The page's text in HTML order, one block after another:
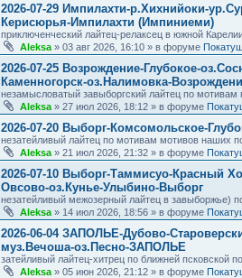
2026-07-29 Импилахти-р.Хихнийоки-
Керисюрья-Импилахти (Импиниеми)
приключенческий лайтец-релаксец в южной
Aleksa » 03 авг 2026, 16:10 » в форуме
2026-07-25 Возрождение-Глубокое-
Каменногорск-оз.Налимовка-
незамысловатый завыборгский лайтец по мотивам
Aleksa » 27 июл 2026, 18:12 » в форуме
2026-07-20 Выборг-Комсомольское-
незатейливый лайтец по мотивам мотивов наших
Aleksa » 21 июл 2026, 21:32 » в форуме
2026-07-10 Выборг-Таммисуо-Красный
Овсово-оз.Кунье-Улыбино-Выборг
незатейливый межозерный лайтец в завыборжье)
Aleksa » 14 июл 2026, 18:56 » в форуме
2026-06-04 ЗАПОЛЬЕ-Дубово-
муз.Вечоша-оз.Песно-ЗАПОЛЬЕ
затейливый лайтец-хитрец по ближней псковской
Aleksa » 05 июн 2026, 21:12 » в форуме